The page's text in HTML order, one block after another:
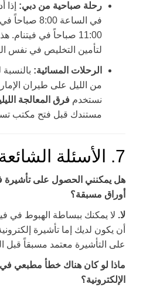
رحلة صباحية من دبي:
في الساعة
11:00 صباحاً في
لتأمين التخليص في نفس
الرحلات المسائية:
من الليل على طيران
نستخدم فرق المعالجة
مستندك قبل فتح مكتب
7. الأسئلة الشائعة (FAQ)
هل يمكنني الحصول على تأشيرة
أوراق مسبقة؟
لا. لا يمكنك ببساطة الهبوط في
أن يكون لديك إما تأشيرة
على التأشيرة معتمد مسبقاً قبل
ماذا لو كان هناك خطأ مطبعي في
الإلكترونية؟